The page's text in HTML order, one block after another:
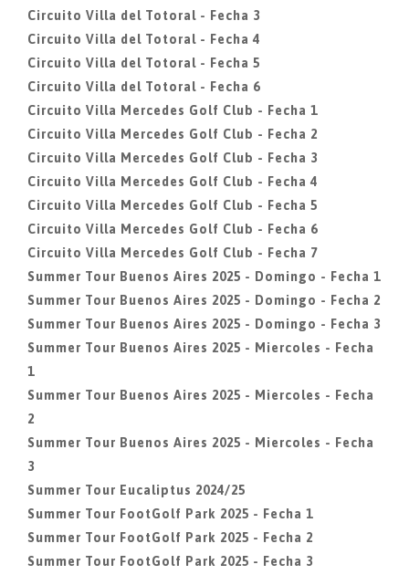
Circuito Villa del Totoral - Fecha 3
Circuito Villa del Totoral - Fecha 4
Circuito Villa del Totoral - Fecha 5
Circuito Villa del Totoral - Fecha 6
Circuito Villa Mercedes Golf Club - Fecha 1
Circuito Villa Mercedes Golf Club - Fecha 2
Circuito Villa Mercedes Golf Club - Fecha 3
Circuito Villa Mercedes Golf Club - Fecha 4
Circuito Villa Mercedes Golf Club - Fecha 5
Circuito Villa Mercedes Golf Club - Fecha 6
Circuito Villa Mercedes Golf Club - Fecha 7
Summer Tour Buenos Aires 2025 - Domingo - Fecha 1
Summer Tour Buenos Aires 2025 - Domingo - Fecha 2
Summer Tour Buenos Aires 2025 - Domingo - Fecha 3
Summer Tour Buenos Aires 2025 - Miercoles - Fecha
1
Summer Tour Buenos Aires 2025 - Miercoles - Fecha
2
Summer Tour Buenos Aires 2025 - Miercoles - Fecha
3
Summer Tour Eucaliptus 2024/25
Summer Tour FootGolf Park 2025 - Fecha 1
Summer Tour FootGolf Park 2025 - Fecha 2
Summer Tour FootGolf Park 2025 - Fecha 3